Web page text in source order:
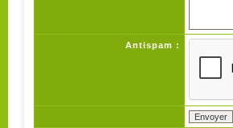
Antispam :